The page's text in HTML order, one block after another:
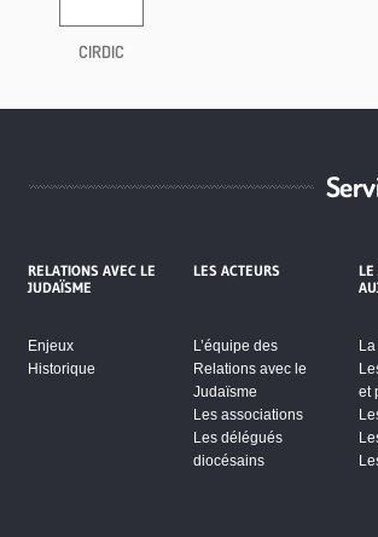
CIRDIC
RELATIONS AVEC LE
JUDAÏSME
Enjeux
Historique
LES ACTEURS
L’équipe des
Relations avec le
Judaïsme
Les associations
Les délégués
diocésains
LE
et